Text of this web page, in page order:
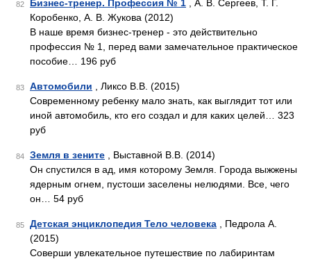
82 Бизнес-тренер. Профессия № 1 , А. В. Сергеев, Т. Г.
Коробенко, А. В. Жукова (2012)
В наше время бизнес-тренер - это действительно
профессия № 1, перед вами замечательное практическое
пособие… 196 руб
83 Автомобили , Ликсо В.В. (2015)
Современному ребенку мало знать, как выглядит тот или
иной автомобиль, кто его создал и для каких целей… 323
руб
84 Земля в зените , Выставной В.В. (2014)
Он спустился в ад, имя которому Земля. Города выжжены
ядерным огнем, пустоши заселены нелюдями. Все, чего
он… 54 руб
85 Детская энциклопедия Тело человека , Педрола А.
(2015)
Соверши увлекательное путешествие по лабиринтам